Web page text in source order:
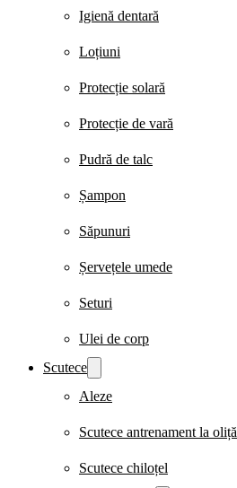
Igienă dentară
Loțiuni
Protecție solară
Protecție de vară
Pudră de talc
Șampon
Săpunuri
Șervețele umede
Seturi
Ulei de corp
Scutece
Aleze
Scutece antrenament la oliță
Scutece chiloțel